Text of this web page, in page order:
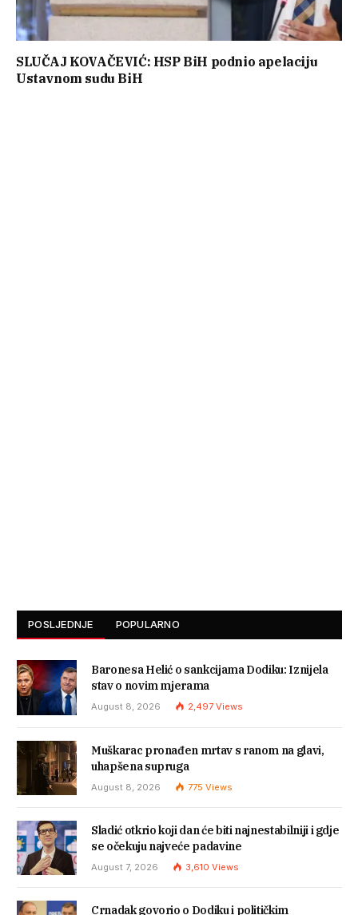
SLUČAJ KOVAČEVIĆ: HSP BiH podnio apelaciju
Ustavnom sudu BiH
POSLJEDNJE POPULARNO
Baronesa Helić o sankcijama Dodiku: Iznijela
stav o novim mjerama
August 8, 2026 2,497 Views
Muškarac pronađen mrtav s ranom na glavi,
uhapšena supruga
August 8, 2026 775 Views
Sladić otkrio koji dan će biti najnestabilniji i gdje
se očekuju najveće padavine
August 7, 2026 3,610 Views
Crnadak govorio o Dodiku i političkim